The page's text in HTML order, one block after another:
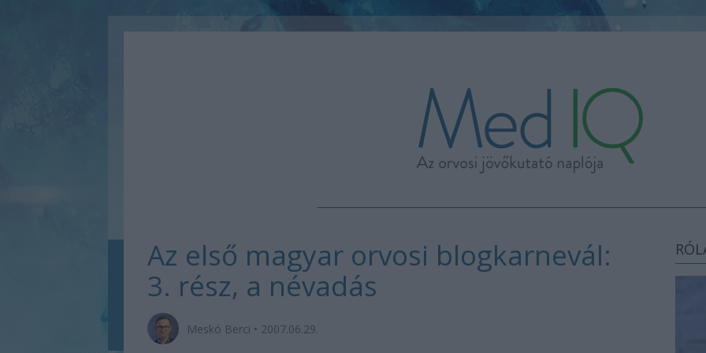
Az első magyar orvosi blogkarnevál:
3. rész, a névadás
Meskó Berci • 2007.06.29.